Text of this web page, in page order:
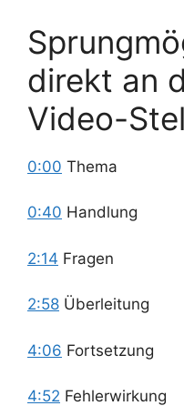
direkt an
Video-
0:00 Thema
0:40 Handlung
2:14 Fragen
2:58 Überleitung
4:06 Fortsetzung
4:52 Fehlerwirkung